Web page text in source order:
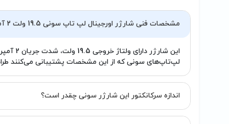
مشخصات فنی شارژر اورجینال لپ تاپ سونی 19.5 ولت 2 آمپر چیست؟
لپ‌تاپ‌های سونی که از این مشخصات پشتیبانی می‌کنند
اندازه سرکانکتور این شارژر سونی چقدر است؟